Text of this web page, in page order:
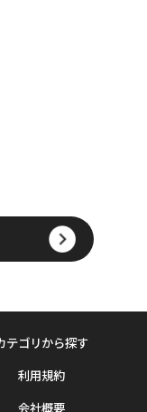
テゴリから探す
利用規約
会社概要